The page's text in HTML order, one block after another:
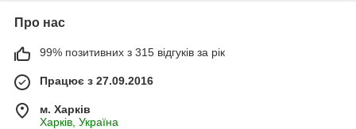
Про нас
99% позитивних з 315 відгуків за рік
Працює з 27.09.2016
м. Харків
Харків, Україна